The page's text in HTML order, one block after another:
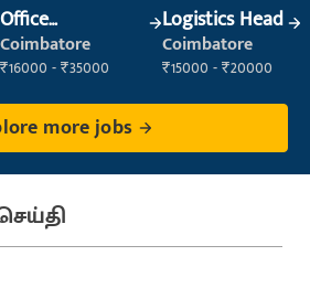
Office
Administrator
Coimbatore
₹16000 - ₹35000
Logistics Head
Coimbatore
₹15000 - ₹20000
more jobs